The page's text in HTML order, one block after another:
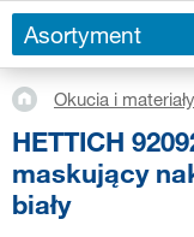
Asortyment
Okucia i
HETTICH
maskujący
biały